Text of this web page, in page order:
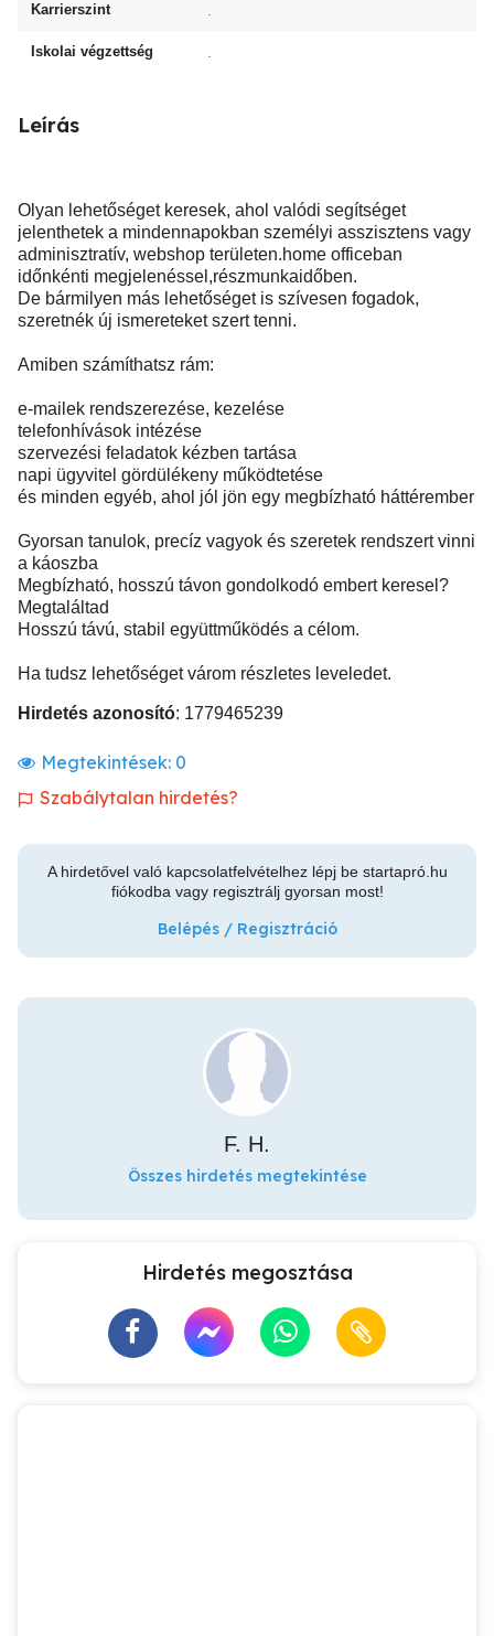
Karrierszint
Iskolai végzettség
Leírás
Olyan lehetőséget keresek, ahol valódi segítséget
jelenthetek a mindennapokban személyi asszisztens vagy
adminisztratív, webshop területen.home officeban
időnkénti megjelenéssel,részmunkaidőben.
De bármilyen más lehetőséget is szívesen fogadok,
szeretnék új ismereteket szert tenni.
Amiben számíthatsz rám:
e-mailek rendszerezése, kezelése
telefonhívások intézése
szervezési feladatok kézben tartása
napi ügyvitel gördülékeny működtetése
és minden egyéb, ahol jól jön egy megbízható háttérember
Gyorsan tanulok, precíz vagyok és szeretek rendszert vinni
a káoszba
Megbízható, hosszú távon gondolkodó embert keresel?
Megtaláltad
Hosszú távú, stabil együttműködés a célom.
Ha tudsz lehetőséget várom részletes leveledet.
Hirdetés azonosító: 1779465239
Megtekintések: 0
Szabálytalan hirdetés?
A hirdetővel való kapcsolatfelvételhez lépj be startapró.hu
fiókodba vagy regisztrálj gyorsan most!
Belépés / Regisztráció
F. H.
Összes hirdetés megtekintése
Hirdetés megosztása